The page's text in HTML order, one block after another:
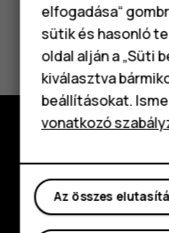
Hasznosnak
Igen Nem
Fedezd fel
Rólunk
elfogadása“
sütik és hasonló
oldal alján a „Süti
kiválasztva
beállításokat.
vonatkozó
Az összes